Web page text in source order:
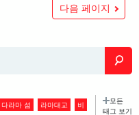
다음 페이지
다라마 섬 라마대교 비
모든
태그 보기